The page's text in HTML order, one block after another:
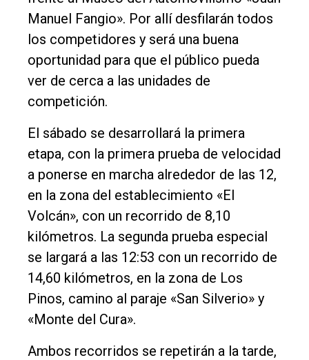
Manuel Fangio». Por allí desfilarán todos
los competidores y será una buena
oportunidad para que el público pueda
ver de cerca a las unidades de
competición.
El sábado se desarrollará la primera
etapa, con la primera prueba de velocidad
a ponerse en marcha alrededor de las 12,
en la zona del establecimiento «El
Volcán», con un recorrido de 8,10
kilómetros. La segunda prueba especial
se largará a las 12:53 con un recorrido de
14,60 kilómetros, en la zona de Los
Pinos, camino al paraje «San Silverio» y
«Monte del Cura».
Ambos recorridos se repetirán a la tarde,